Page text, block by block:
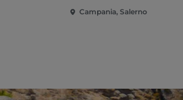
Campania, Salerno